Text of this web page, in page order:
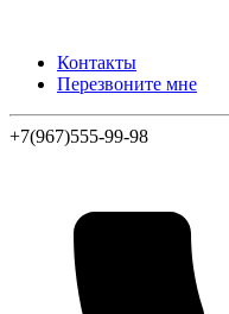
Контакты
Перезвоните мне
+7(967)555-99-98